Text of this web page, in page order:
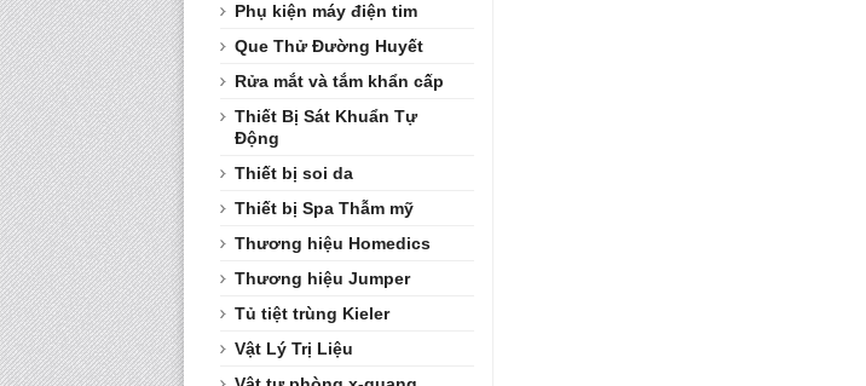
Phụ kiện máy điện tim
Que Thử Đường Huyết
Rửa mắt và tắm khẩn cấp
Thiết Bị Sát Khuẩn Tự
Động
Thiết bị soi da
Thiết bị Spa Thẫm mỹ
Thương hiệu Homedics
Thương hiệu Jumper
Tủ tiệt trùng Kieler
Vật Lý Trị Liệu